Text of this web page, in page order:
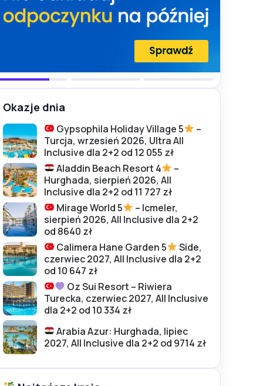
Okazje dnia
Gypsophila Holiday Village 5
–
Turcja, wrzesień 2026, Ultra All
Inclusive dla 2+2 od 12 055 zł
Aladdin Beach Resort 4
–
Hurghada, sierpień 2026, All
Inclusive dla 2+2 od 11 727 zł
Mirage World 5
– Icmeler,
sierpień 2026, All Inclusive dla 2+2
od 8640 zł
Calimera Hane Garden 5
Side,
czerwiec 2027, All Inclusive dla 2+2
od 10 647 zł
Oz Sui Resort – Riwiera
Turecka, czerwiec 2027, All Inclusive
dla 2+2 od 10 334 zł
Arabia Azur: Hurghada, lipiec
2027, All Inclusive dla 2+2 od 9714 zł